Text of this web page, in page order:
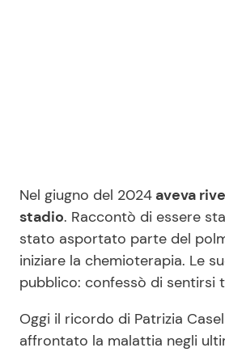
Nel giugno del 2024 aveva
stadio. Raccontò di essere
stato asportato parte del
iniziare la chemioterapia. Le
pubblico: confessò di sentirsi
Oggi il ricordo di Patrizia
affrontato la malattia negli